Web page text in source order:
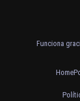
Funciona
Home